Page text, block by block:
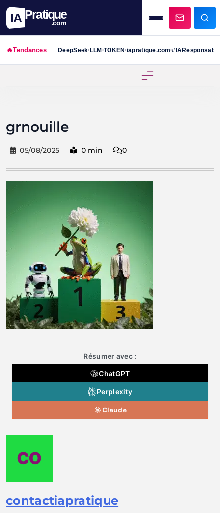
IA Pratique
.com
🔥Tendances DeepSeek•LLM•TOKEN•iapratique.com•#IAResponsable
grnouille
05/08/2025 0 min 0
Résumer avec :
ChatGPT
Perplexity
Claude
contactiapratique